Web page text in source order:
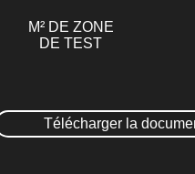
M² DE ZONE
DE TEST
Télécharger la